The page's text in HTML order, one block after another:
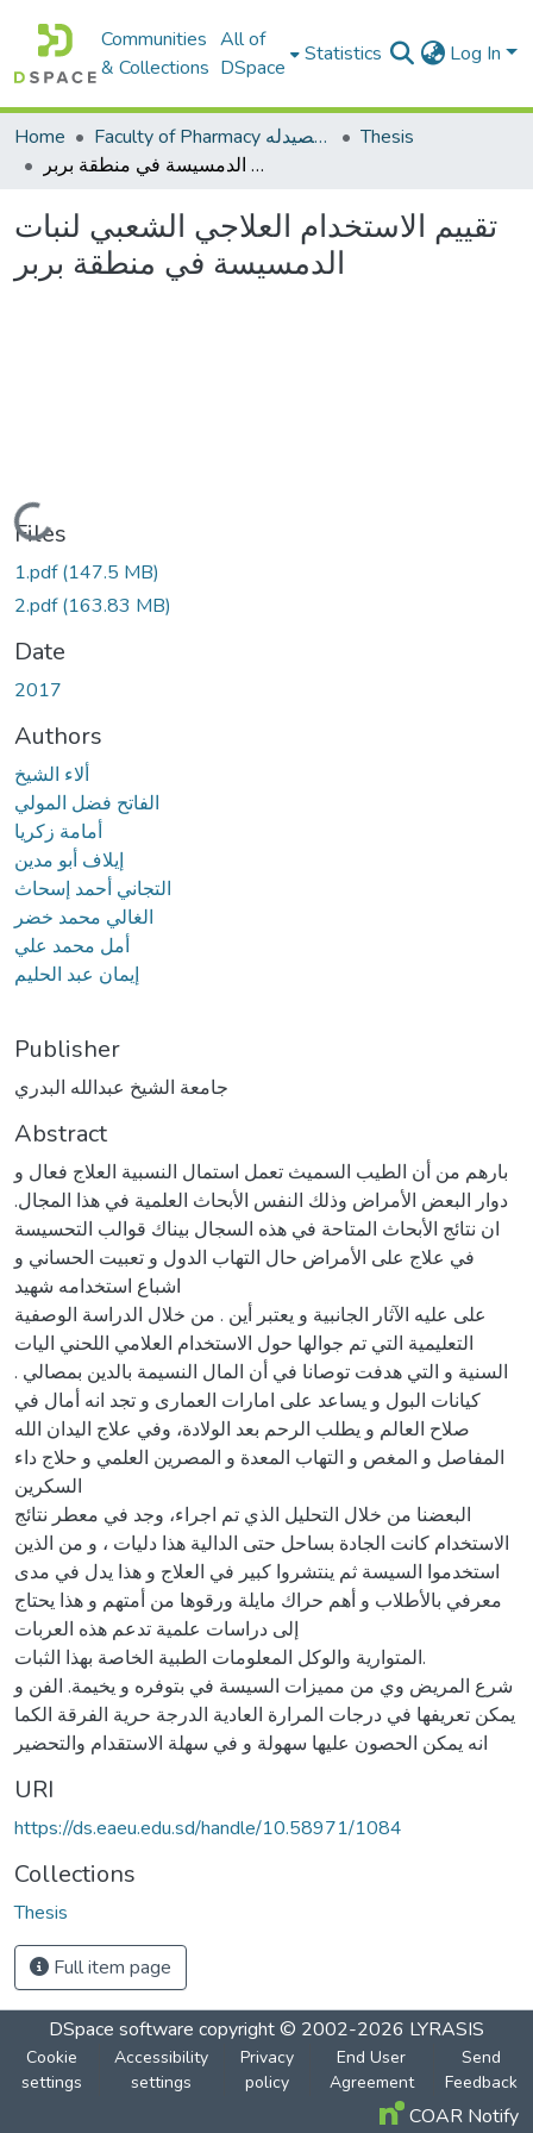
Communities
& Collections
All of
DSpace
Statistics Log In
Home Faculty of Pharmacy كلية الصيدله
Thesis
تقييم الاستخدام العلاجي الشعبي لنبات الدمسيسة في منطقة بربر
تقييم الاستخدام العلاجي الشعبي لنبات
الدمسيسة في منطقة بربر
Loading...
Files
1.pdf(147.5 MB)
2.pdf(163.83 MB)
Date
2017
Authors
ألاء الشيخ
الفاتح فضل المولي
أمامة زكريا
إيلاف أبو مدين
التجاني أحمد إسحاث
الغالي محمد خضر
أمل محمد علي
إيمان عبد الحليم
Publisher
جامعة الشيخ عبدالله البدري
Abstract
بارهم من أن الطيب السميث تعمل استمال النسبية العلاج فعال و
دوار البعض الأمراض وذلك النفس الأبحاث العلمية في هذا المجال.
ان نتائج الأبحاث المتاحة في هذه السجال بيناك قوالب التحسيسة
في علاج على الأمراض حال التهاب الدول و تعبيت الحساني و
اشباع استخدامه شهید
على عليه الآثار الجانبية و يعتبر أين . من خلال الدراسة الوصفية
التعليمية التي تم جوالها حول الاستخدام العلامي اللحني اليات
السنية و التي هدفت توصانا في أن المال النسيمة بالدين بمصالي .
كيانات البول و يساعد على امارات العماری و تجد انه أمال في
صلاح العالم و يطلب الرحم بعد الولادة، وفي علاج اليدان الله
المفاصل و المغص و التهاب المعدة و المصرين العلمي و حلاج داء
السكرين
البعضنا من خلال التحليل الذي تم اجراء، وجد في معطر نتائج
الاستخدام كانت الجادة بساحل حتى الدالية هذا دليات ، و من الذين
استخدموا السيسة ثم ينتشروا كبير في العلاج و هذا يدل في مدى
معرفي بالأطلاب و أهم حراك مايلة ورقوها من أمتهم و هذا يحتاج
إلى دراسات علمية تدعم هذه العربات
المتوارية والوكل المعلومات الطبية الخاصة بهذا الثبات.
شرع المريض وي من مميزات السيسة في بتوفره و يخيمة. الفن و
يمكن تعريفها في درجات المرارة العادية الدرجة حرية الفرقة الكما
انه يمكن الحصون عليها سهولة و في سهلة الاستقدام والتحضير
URI
https://ds.eaeu.edu.sd/handle/10.58971/1084
Collections
Thesis
Full item page
DSpace software copyright © 2002-2026 LYRASIS
Cookie
settings
Accessibility
settings
Privacy
policy
End User
Agreement
Send
Feedback
COAR Notify